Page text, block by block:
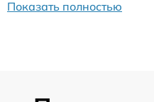
Показать полностью